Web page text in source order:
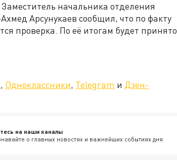
начальника отделения
Арсунукаев сообщил, что по факту
проверка. По её итогам будет принято
, Одноклассники, Telegram и Дзен-
на наши каналы
о главных новостях и важнейших событиях дня.